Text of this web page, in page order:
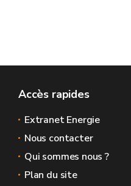
Accès rapides
Extranet Energie
Nous contacter
Qui sommes nous ?
Plan du site